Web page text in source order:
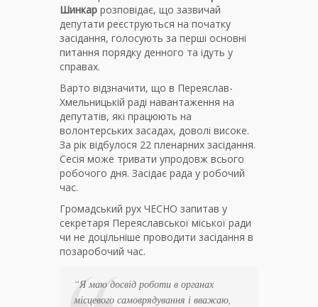
Шинкар розповідає, що зазвичай
депутати реєструються на початку
засідання, голосують за перші основні
питання порядку денного та ідуть у
справах.
Варто відзначити, що в Переяслав-
Хмельницькій раді навантаження на
депутатів, які працюють на
волонтерських засадах, доволі високе.
За рік відбулося 22 пленарних засідання.
Сесія може тривати упродовж всього
робочого дня. Засідає рада у робочий
час.
Громадський рух ЧЕСНО запитав у
секретаря Переяславської міської ради
чи не доцільніше проводити засідання в
позаробочий час.
“Я маю досвід роботи в органах
місцевого самоврядування і вважаю,